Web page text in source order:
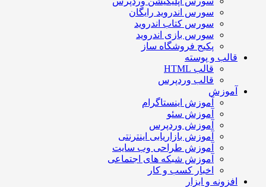
سورس اندروید رایگان
سورس کتاب اندروید
سورس بازی اندروید
پکیج فروشگاه ساز
قالب و پوسته
قالب HTML
قالب وردپرس
آموزش
آموزش اینستاگرام
آموزش سئو
آموزش وردپرس
آموزش بازاریابی اینترنتی
آموزش طراحی وب سایت
آموزش شبکه های اجتماعی
اخبار کسب و کار
افزونه و ابزار